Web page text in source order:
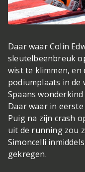
Daar waar Colin
sleutelbeenbreuk
wist te klimmen, en
podiumplaats in de
Spaans
Daar waar in
Puig na zijn crash
uit de running zou
Simoncelli
gekregen.